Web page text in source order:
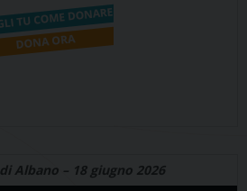
Albano – 18 giugno 2026